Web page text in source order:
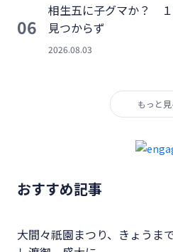
06
相生五に子グマか？
見つからず
2026.08.03
もっと見
おすすめ記事
大間々祇園まつり、きょう